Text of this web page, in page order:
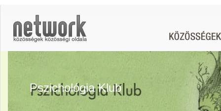
Pszichológia Klub